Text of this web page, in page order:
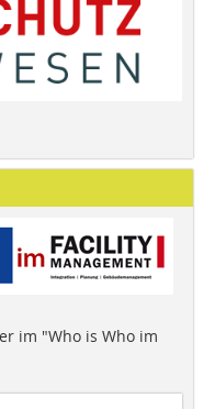
im "Who is Who im